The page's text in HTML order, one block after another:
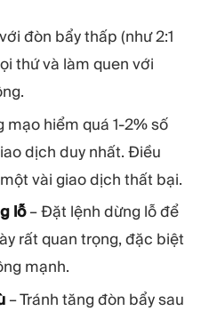
đòn bẩy thấp (như 2:1
thứ và làm quen với
hiểm quá 1-2% số
dịch duy nhất. Điều
vài giao dịch thất bại.
lỗ– Đặt lệnh dừng lỗ để
rất quan trọng, đặc biệt
mạnh.
– Tránh tăng đòn bẩy sau